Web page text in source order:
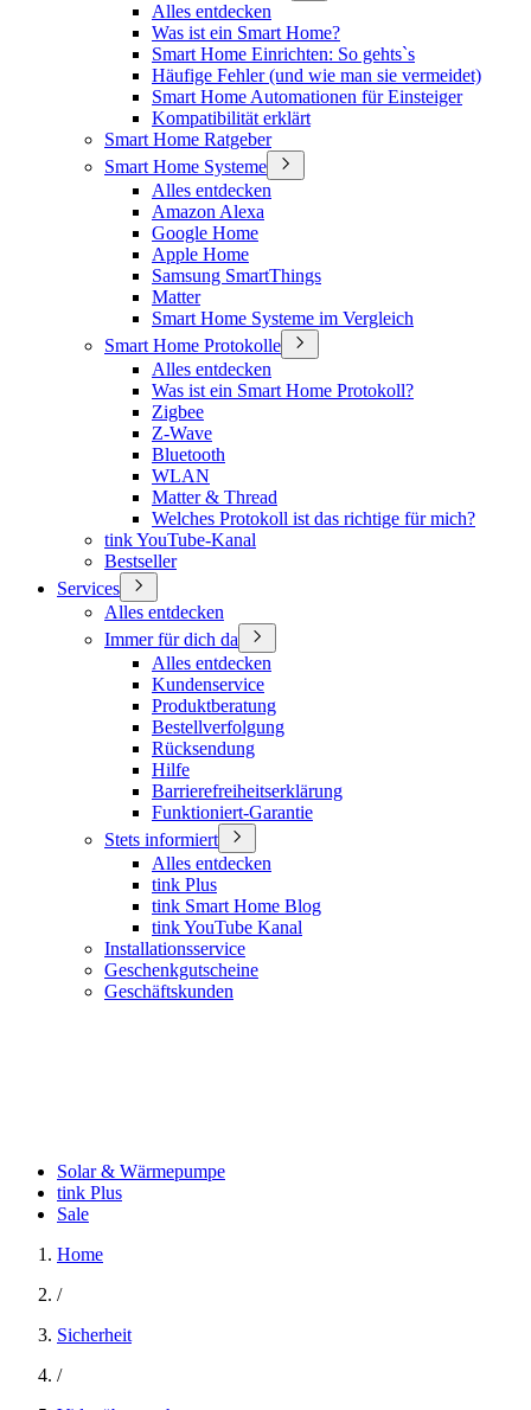
Alles entdecken
Was ist ein Smart Home?
Smart Home Einrichten: So gehts`s
Häufige Fehler (und wie man sie vermeidet)
Smart Home Automationen für Einsteiger
Kompatibilität erklärt
Smart Home Ratgeber
Smart Home Systeme
Alles entdecken
Amazon Alexa
Google Home
Apple Home
Samsung SmartThings
Matter
Smart Home Systeme im Vergleich
Smart Home Protokolle
Alles entdecken
Was ist ein Smart Home Protokoll?
Zigbee
Z-Wave
Bluetooth
WLAN
Matter & Thread
Welches Protokoll ist das richtige für mich?
tink YouTube-Kanal
Bestseller
Services
Alles entdecken
Immer für dich da
Alles entdecken
Kundenservice
Produktberatung
Bestellverfolgung
Rücksendung
Hilfe
Barrierefreiheitserklärung
Funktioniert-Garantie
Stets informiert
Alles entdecken
tink Plus
tink Smart Home Blog
tink YouTube Kanal
Installationsservice
Geschenkgutscheine
Geschäftskunden
Solar & Wärmepumpe
tink Plus
Sale
Home
/
Sicherheit
/